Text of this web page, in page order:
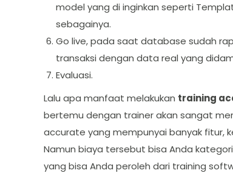
model yang di inginkan seperti
sebagainya.
Go live, pada saat database sudah
transaksi dengan data real yang
Evaluasi.
Lalu apa manfaat melakukan training
bertemu dengan trainer akan sangat
accurate yang mempunyai banyak fitur,
Namun biaya tersebut bisa Anda
yang bisa Anda peroleh dari training